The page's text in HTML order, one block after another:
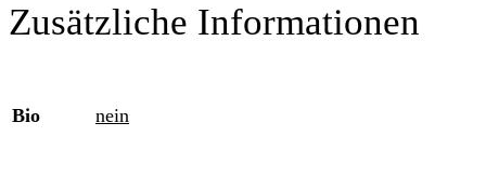
Zusätzliche Informationen
Bio nein